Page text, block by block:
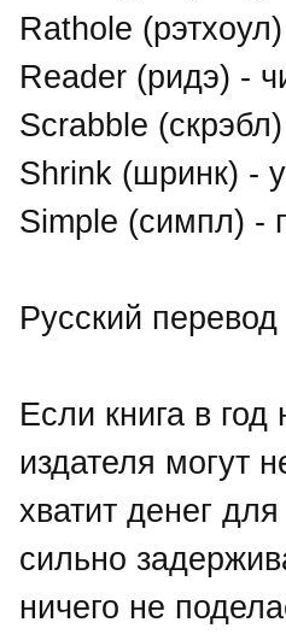
Rathole
Reader (ридэ) -
Scrabble
Shrink (шринк) -
Simple (симпл) -
Русский перевод
Если книга в
издателя могут
хватит денег
сильно
ничего не